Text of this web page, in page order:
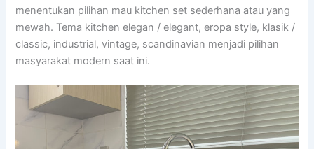
menentukan pilihan mau kitchen set sederhana atau yang
mewah. Tema kitchen elegan / elegant, eropa style, klasik /
classic, industrial, vintage, scandinavian menjadi pilihan
masyarakat modern saat ini.